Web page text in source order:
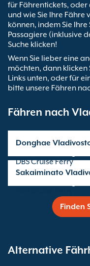
für Fährentickets,
und wie Sie Ihre
können, indem Sie
Passagiere (inklusive
Suche klicken!
Wenn Sie lieber eine
möchten, dann
Links unten, oder für
bitte unsere Fähren
Fähren nach
Donghae
DBS Cruise Ferry
Sakaiminato
Finden
Alternative